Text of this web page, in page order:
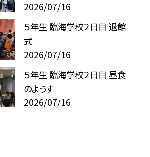
2026/07/16
５年生 臨海学校２日目 退館
式
2026/07/16
５年生 臨海学校２日目 昼食
のようす
2026/07/16